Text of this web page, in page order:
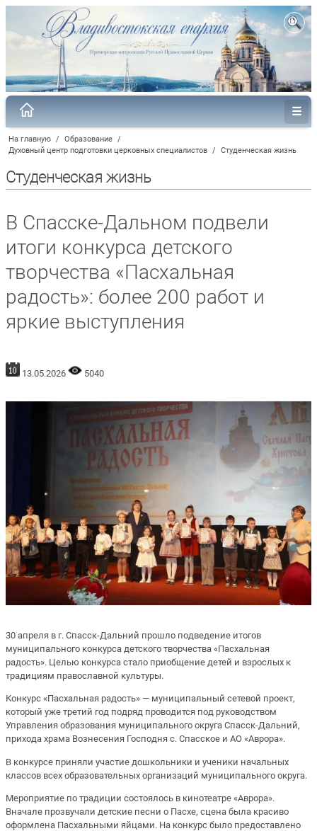
На главную / Образование /
Духовный центр подготовки церковных специалистов / Студенческая жизнь
Студенческая жизнь
В Спасске-Дальном подвели
итоги конкурса детского
творчества «Пасхальная
радость»: более 200 работ и
яркие выступления
13.05.2026 5040
30 апреля в г. Спасск-Дальний прошло подведение итогов
муниципального конкурса детского творчества «Пасхальная
радость». Целью конкурса стало приобщение детей и взрослых к
традициям православной культуры.
Конкурс «Пасхальная радость» — муниципальный сетевой проект,
который уже третий год подряд проводится под руководством
Управления образования муниципального округа Спасск-Дальний,
прихода храма Вознесения Господня с. Спасское и АО «Аврора».
В конкурсе приняли участие дошкольники и ученики начальных
классов всех образовательных организаций муниципального округа.
Мероприятие по традиции состоялось в кинотеатре «Аврора».
Вначале прозвучали детские песни о Пасхе, сцена была красиво
оформлена Пасхальными яйцами. На конкурс было предоставлено